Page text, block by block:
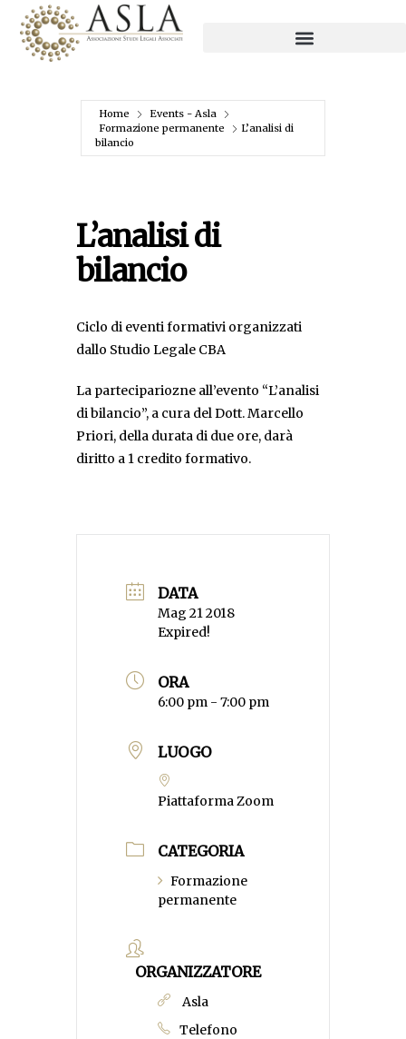
Home
Events - Asla
Formazione permanente
L’analisi di
bilancio
L’analisi di
bilancio
Ciclo di eventi formativi organizzati
dallo Studio Legale CBA
La partecipariozne all’evento “L’analisi
di bilancio”, a cura del Dott. Marcello
Priori, della durata di due ore, darà
diritto a 1 credito formativo.
DATA
Mag 21 2018
Expired!
ORA
6:00 pm - 7:00 pm
LUOGO
Piattaforma Zoom
CATEGORIA
Formazione
permanente
ORGANIZZATORE
Asla
Telefono